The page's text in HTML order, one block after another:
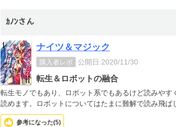
ｶﾉﾝさん
ナイツ＆マジック
購入者レポ 公開日:2020/11/30
転生＆ロボットの融合
転生モノでもあり、ロボット系でもあるけど読みや
読めます。ロボットについてはたまに難解で読み飛ば
参考になった(5)